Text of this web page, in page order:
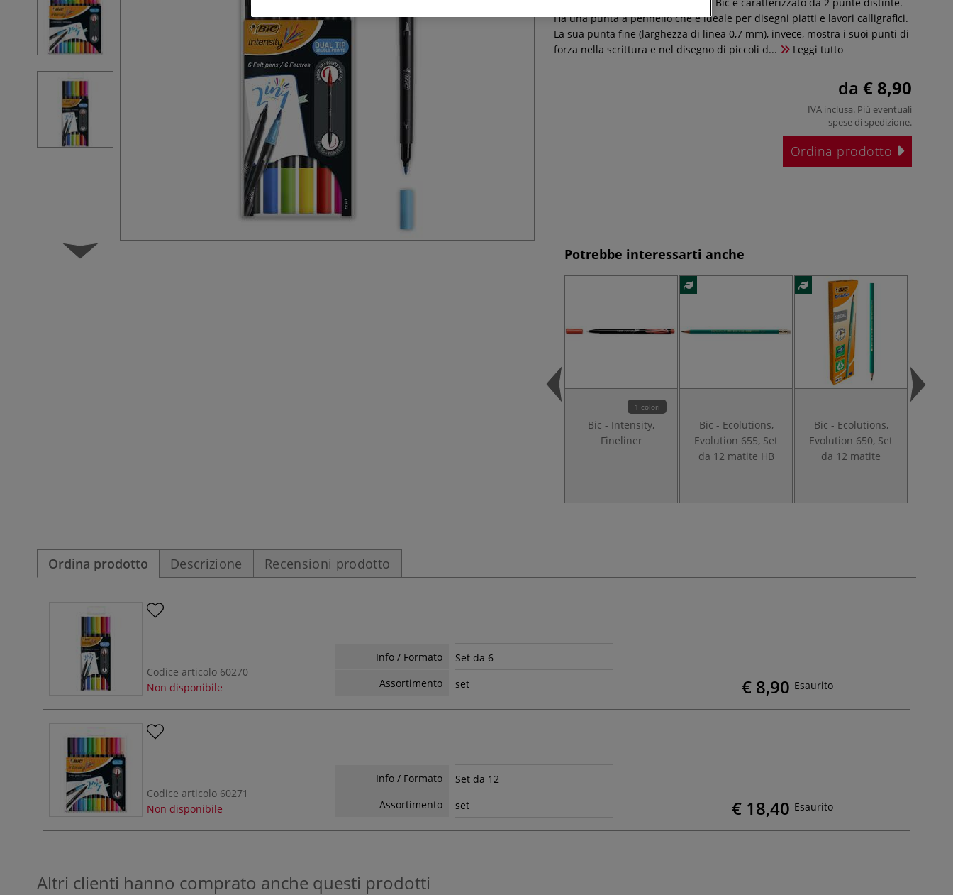
Ha una punta a pennello che è ideale per disegni piatti e lavori calligrafici.
La sua punta fine (larghezza di linea 0,7 mm), invece, mostra i suoi punti di
forza nella scrittura e nel disegno di piccoli d...
Leggi tutto
da € 8,90
IVA inclusa. Più eventuali
spese di spedizione.
Ordina prodotto
Potrebbe interessarti anche
1 colori
Bic - Intensity,
Fineliner
Bic - Ecolutions,
Evolution 655, Set
da 12 matite HB
Bic - Ecolutions,
Evolution 650, Set
da 12 matite
Ordina prodotto Descrizione Recensioni prodotto
Codice articolo 60270
Non disponibile
Info / Formato
Set da 6
Assortimento
set € 8,90 Esaurito
Codice articolo 60271
Non disponibile
Info / Formato
Set da 12
Assortimento
set € 18,40 Esaurito
Altri clienti hanno comprato anche questi prodotti